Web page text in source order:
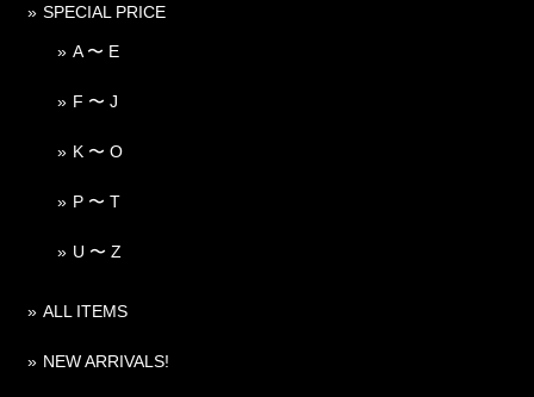
SPECIAL PRICE
A 〜 E
F 〜 J
K 〜 O
P 〜 T
U 〜 Z
ALL ITEMS
NEW ARRIVALS!